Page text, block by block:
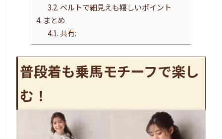
3.2. ベルトで細見えも嬉しいポイント
4. まとめ
4.1.共有:
普段着も乗馬モチーフで楽し
む！